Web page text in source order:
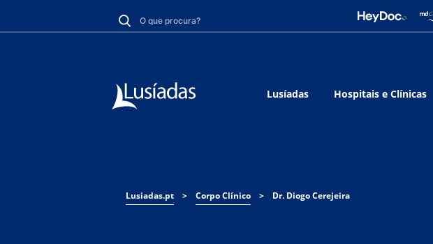
Lusíadas Hospitais e Clínicas
Lusiadas.pt > Corpo Clínico > Dr. Diogo Cerejeira